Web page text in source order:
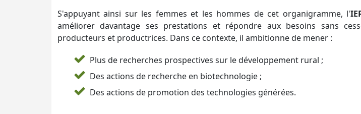
S'appuyant ainsi sur les femmes et les hommes de cet organigramme, l'
améliorer davantage ses prestations et répondre aux besoins sans
producteurs et productrices. Dans ce contexte, il ambitionne de mener :
Plus de recherches prospectives sur le développement rural ;
Des actions de recherche en biotechnologie ;
Des actions de promotion des technologies générées.